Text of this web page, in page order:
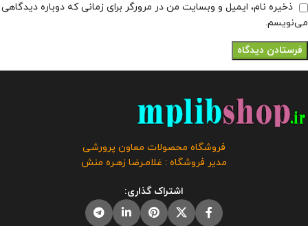
ذخیره نام، ایمیل و وبسایت من در مرورگر برای زمانی که دوباره دیدگاهی
می‌نویسم.
فروشگاه محصولات معاون پرورشی
مدیر فروشگاه : غلامـرضا زهـره منش
اشتراک گذاری: